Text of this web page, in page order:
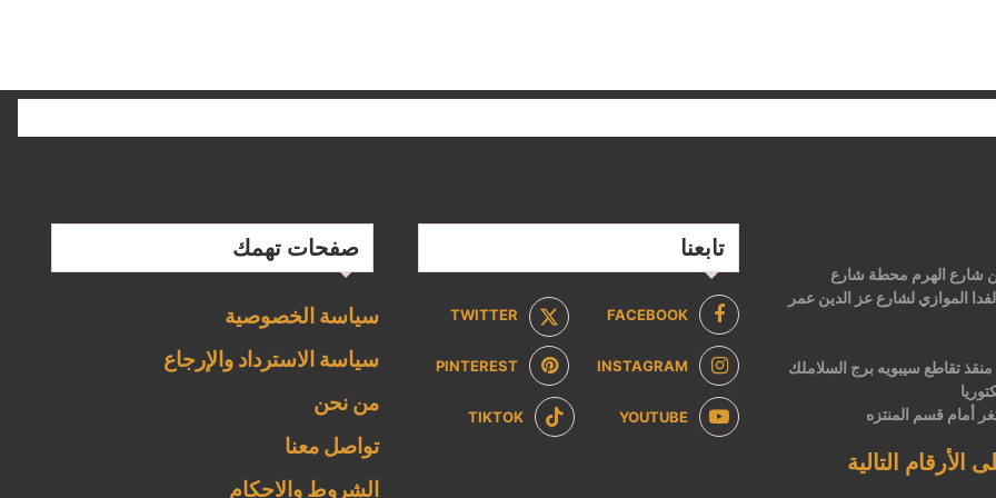
من شارع الهرم محطة شارع
الموازي لشارع عز الدين عمر
ش ابن منقذ تقاطع سيبويه برج السلاملك
أمام قسم المنتزه
الأرقام التالية
تابعنا
FACEBOOK
TWITTER
INSTAGRAM
PINTEREST
YOUTUBE
TIKTOK
صفحات تهمك
سياسة الخصوصية
سياسة الاسترداد والإرجاع
من نحن
تواصل معنا
الشروط والاحكام